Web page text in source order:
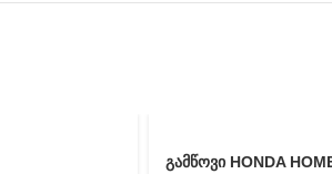
გამწოვი HONDA